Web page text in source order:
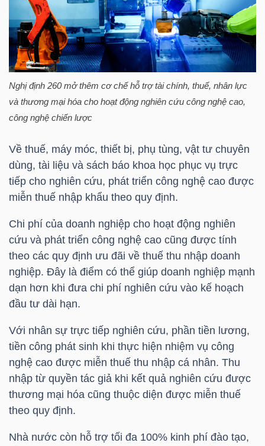
Nghị định 260 mở thêm cơ chế hỗ trợ tài chính, thuế, nhân lực
và thương mại hóa cho hoạt động nghiên cứu công nghệ cao,
công nghệ chiến lược
Về thuế, máy móc, thiết bị, phụ tùng, vật tư chuyên
dùng, tài liệu và sách báo khoa học phục vụ trực
tiếp cho nghiên cứu, phát triển công nghệ cao được
miễn thuế nhập khẩu theo quy định.
Chi phí của doanh nghiệp cho hoạt động nghiên
cứu và phát triển công nghệ cao cũng được tính
theo các quy định ưu đãi về thuế thu nhập doanh
nghiệp. Đây là điểm có thể giúp doanh nghiệp mạnh
dạn hơn khi đưa chi phí nghiên cứu vào kế hoạch
đầu tư dài hạn.
Với nhân sự trực tiếp nghiên cứu, phần tiền lương,
tiền công phát sinh khi thực hiện nhiệm vụ công
nghệ cao được miễn thuế thu nhập cá nhân. Thu
nhập từ quyền tác giả khi kết quả nghiên cứu được
thương mại hóa cũng thuộc diện được miễn thuế
theo quy định.
Nhà nước còn hỗ trợ tối đa 100% kinh phí đào tạo,
VIETSTOCKFINANCE
NGÀNH
NGHIỆP
CỔ
PHIẾU
PHÁI
SINH
PHIẾU